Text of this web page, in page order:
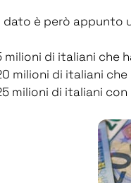
dato è però appunto
milioni di italiani che
milioni di italiani che
milioni di italiani con